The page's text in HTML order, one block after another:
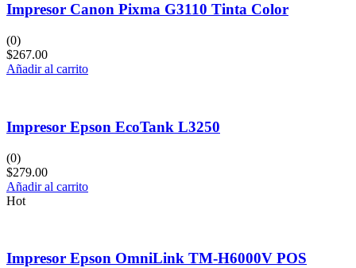
Impresor Canon Pixma G3110 Tinta Color
(0)
$267.00
Añadir al carrito
Impresor Epson EcoTank L3250
(0)
$279.00
Añadir al carrito
Hot
Impresor Epson OmniLink TM-H6000V POS